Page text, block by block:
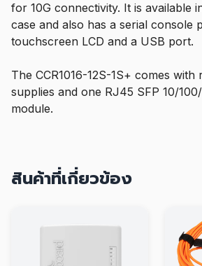
for 10G connectivity. It is available
case and also has a serial console
touchscreen LCD and a USB port.
The CCR1016-12S-1S+ comes
supplies and one RJ45 SFP 10/
module.
สินค้าที่เกี่ยวข้อง